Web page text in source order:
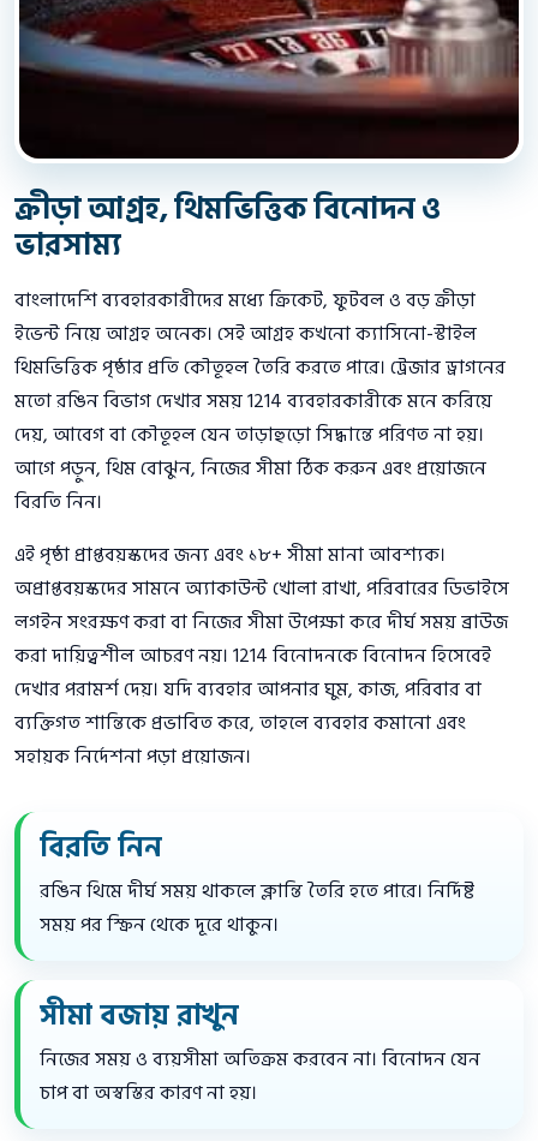
ক্রীড়া আগ্রহ, থিমভিত্তিক বিনোদন ও
ভারসাম্য
বাংলাদেশি ব্যবহারকারীদের মধ্যে ক্রিকেট, ফুটবল ও বড় ক্রীড়া
ইভেন্ট নিয়ে আগ্রহ অনেক। সেই আগ্রহ কখনো ক্যাসিনো-স্টাইল
থিমভিত্তিক পৃষ্ঠার প্রতি কৌতূহল তৈরি করতে পারে। ট্রেজার ড্রাগনের
মতো রঙিন বিভাগ দেখার সময় 1214 ব্যবহারকারীকে মনে করিয়ে
দেয়, আবেগ বা কৌতূহল যেন তাড়াহুড়ো সিদ্ধান্তে পরিণত না হয়।
আগে পড়ুন, থিম বোঝুন, নিজের সীমা ঠিক করুন এবং প্রয়োজনে
বিরতি নিন।
এই পৃষ্ঠা প্রাপ্তবয়স্কদের জন্য এবং ১৮+ সীমা মানা আবশ্যক।
অপ্রাপ্তবয়স্কদের সামনে অ্যাকাউন্ট খোলা রাখা, পরিবারের ডিভাইসে
লগইন সংরক্ষণ করা বা নিজের সীমা উপেক্ষা করে দীর্ঘ সময় ব্রাউজ
করা দায়িত্বশীল আচরণ নয়। 1214 বিনোদনকে বিনোদন হিসেবেই
দেখার পরামর্শ দেয়। যদি ব্যবহার আপনার ঘুম, কাজ, পরিবার বা
ব্যক্তিগত শান্তিকে প্রভাবিত করে, তাহলে ব্যবহার কমানো এবং
সহায়ক নির্দেশনা পড়া প্রয়োজন।
বিরতি নিন
রঙিন থিমে দীর্ঘ সময় থাকলে ক্লান্তি তৈরি হতে পারে। নির্দিষ্ট
সময় পর স্ক্রিন থেকে দূরে থাকুন।
সীমা বজায় রাখুন
নিজের সময় ও ব্যয়সীমা অতিক্রম করবেন না। বিনোদন যেন
চাপ বা অস্বস্তির কারণ না হয়।